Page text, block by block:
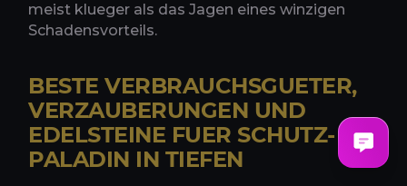
meist klueger als das Jagen eines winzigen
Schadensvorteils.
BESTE VERBRAUCHSGUETER,
VERZAUBERUNGEN UND
EDELSTEINE FUER SCHUTZ-
PALADIN IN TIEFEN